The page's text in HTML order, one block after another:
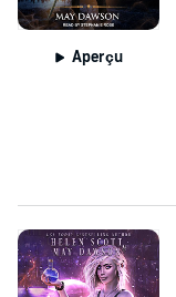
Aperçu